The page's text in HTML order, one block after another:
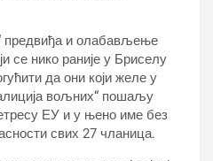
предвиђа и олабављење
се нико раније у Бриселу
да они који желе у
вољних“ пошаљу
ЕУ и у њено име без
свих 27 чланица.